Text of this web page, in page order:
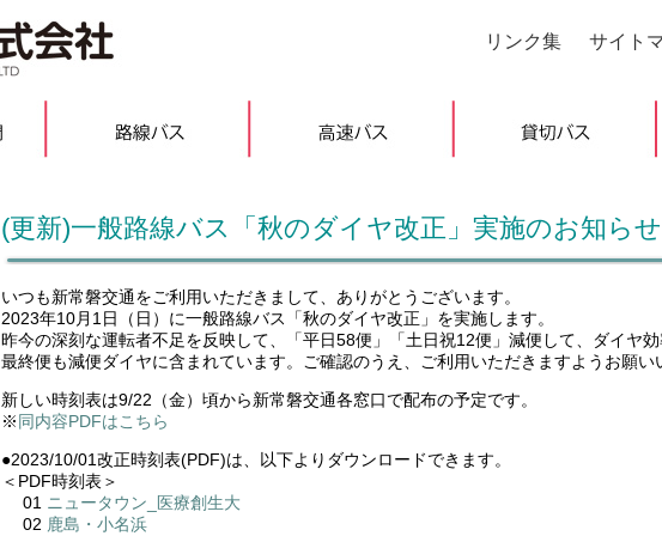
リンク集 サイト
(更新)一般路線バス「秋のダイヤ改正」実施のお知らせ
いつも新常磐交通をご利用いただきまして、ありがとうございます。
2023年10月1日（日）に一般路線バス「秋のダイヤ改正」を実施します。
昨今の深刻な運転者不足を反映して、「平日58便」「土日祝12便」減便して、ダイヤ効
最終便も減便ダイヤに含まれています。ご確認のうえ、ご利用いただきますようお願い
新しい時刻表は9/22（金）頃から新常磐交通各窓口で配布の予定です。
※同内容PDFはこちら
●2023/10/01改正時刻表(PDF)は、以下よりダウンロードできます。
＜PDF時刻表＞
01 ニュータウン_医療創生大
02 鹿島・小名浜